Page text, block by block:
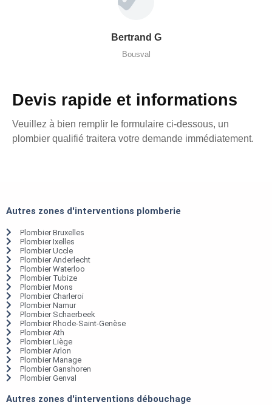
Bertrand G
Bousval
Devis rapide et informations
Veuillez à bien remplir le formulaire ci-dessous, un
plombier qualifié traitera votre demande immédiatement.
Autres zones d'interventions plomberie
Plombier Bruxelles
Plombier Ixelles
Plombier Uccle
Plombier Anderlecht
Plombier Waterloo
Plombier Tubize
Plombier Mons
Plombier Charleroi
Plombier Namur
Plombier Schaerbeek
Plombier Rhode-Saint-Genèse
Plombier Ath
Plombier Liège
Plombier Arlon
Plombier Manage
Plombier Ganshoren
Plombier Genval
Autres zones d'interventions débouchage